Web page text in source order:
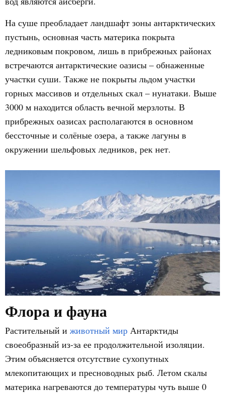
На суше преобладает ландшафт зоны антарктических
пустынь, основная часть материка покрыта
ледниковым покровом, лишь в прибрежных районах
встречаются антарктические оазисы – обнаженные
участки суши. Также не покрыты льдом участки
горных массивов и отдельных скал – нунатаки. Выше
3000 м находится область вечной мерзлоты. В
прибрежных оазисах располагаются в основном
бессточные и солёные озера, а также лагуны в
окружении шельфовых ледников, рек нет.
Флора и фауна
Растительный и животный мир Антарктиды
своеобразный из-за ее продолжительной изоляции.
Этим объясняется отсутствие сухопутных
млекопитающих и пресноводных рыб. Летом скалы
материка нагреваются до температуры чуть выше 0